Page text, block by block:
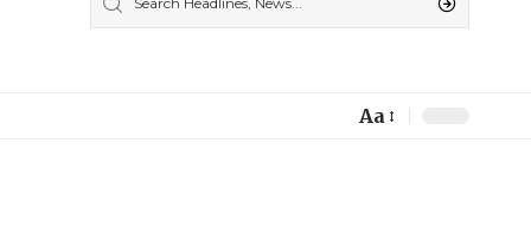
Font
Aa